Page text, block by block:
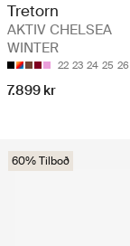
Tretorn
AKTIV CHELSEA
WINTER
22 23 24 25 26
7.899 kr
60% Tilboð